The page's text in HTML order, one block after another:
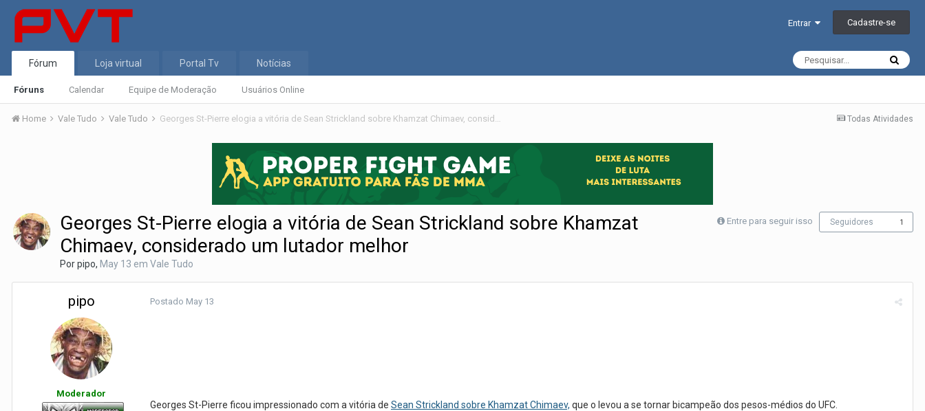
Entrar Cadastre-se
Fórum
Fóruns Calendar Equipe de Moderação Usuários Online
Loja virtual Portal Tv Notícias
Todas Atividades
Home Vale Tudo Vale Tudo Georges St-Pierre elogia a vitória de Sean Strickland sobre Khamzat Chimaev, considerado um lutador melhor
Entre para seguir isso Seguidores 1
Georges St-Pierre elogia a vitória de Sean Strickland sobre Khamzat
Chimaev, considerado um lutador melhor
Porpipo, May 13 em Vale Tudo
pipo
Moderador
Postado May 13
Georges St-Pierre ficou impressionado com a vitória de Sean Strickland sobre Khamzat Chimaev, que o levou a se tornar bicampeão dos pesos-médios do UFC.